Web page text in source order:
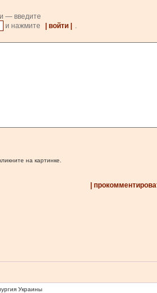
— введите
и нажмите | войти |
.
на картинке.
|
Украины